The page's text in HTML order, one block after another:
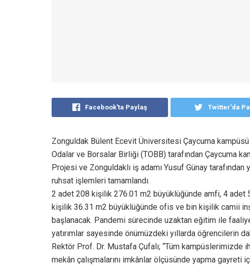
Facebook'ta Paylaş Twitter'da
Zonguldak Bülent Ecevit Üniversitesi Çaycuma
Odalar ve Borsalar Birliği (TOBB) tarafından Çaycuma
Projesi ve Zonguldaklı iş adamı Yusuf Günay
ruhsat işlemleri tamamlandı.
2 adet 208 kişilik 276.01 m2 büyüklüğünde amfi, 4 adet
kişilik 36.31 m2 büyüklüğünde ofis ve bin kişilik camii
başlanacak. Pandemi sürecinde uzaktan eğitim ile
yatırımlar sayesinde önümüzdeki yıllarda öğrencilerin
Rektör Prof. Dr. Mustafa Çufalı; “Tüm kampüslerimizde
mekân çalışmalarını imkânlar ölçüsünde yapma